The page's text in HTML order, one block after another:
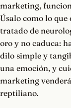
marketing,
Úsalo como lo
tratado de
oro y no caduca:
dilo simple y
una emoción, y
marketing
reptiliano.